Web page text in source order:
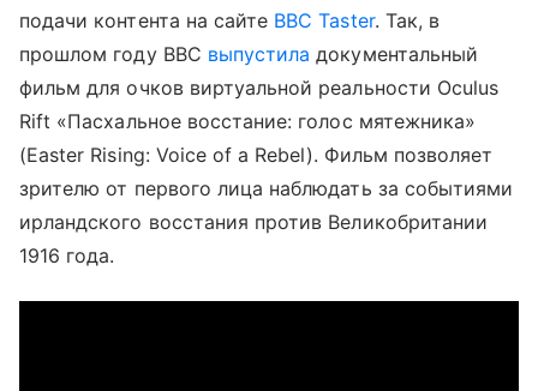
подачи контента на сайте BBC Taster. Так, в
прошлом году BBC выпустила документальный
фильм для очков виртуальной реальности Oculus
Rift «Пасхальное восстание: голос мятежника»
(Easter Rising: Voice of a Rebel). Фильм позволяет
зрителю от первого лица наблюдать за событиями
ирландского восстания против Великобритании
1916 года.